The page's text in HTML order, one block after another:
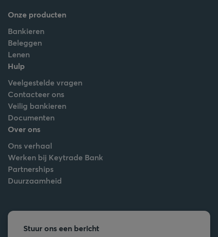
Onze producten
Bankieren
Beleggen
Lenen
Hulp
Veelgestelde vragen
Contacteer ons
Veilig bankieren
Documenten
Over ons
Ons verhaal
Werken bij Keytrade Bank
Partnerships
Duurzaamheid
Stuur ons een bericht